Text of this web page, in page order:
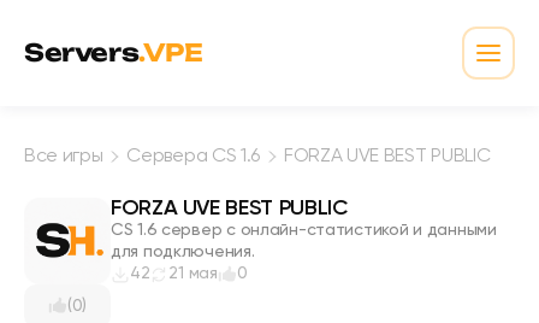
Servers.VPE
Все игры Сервера CS 1.6 FORZA UVE BEST PUBLIC
(0)
FORZA UVE BEST PUBLIC
CS 1.6 сервер с онлайн-статистикой и данными
для подключения.
42
21 мая 0